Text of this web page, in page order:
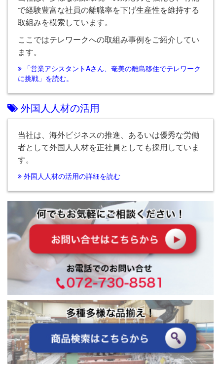
で経験豊富な社員の離職率を下げ生産性を維持する
取組みを模索しています。
ここではテレワークへの取組み事例をご紹介してい
ます。
「営業アシスタントAさん、奄美の離島移住でテレワーク
に挑戦」を読む。
外国人人材の活用
当社は、海外ビジネスの推進、あるいは優秀な労働
者として外国人人材を正社員としても採用していま
す。
外国人人材の活用の詳細を読む